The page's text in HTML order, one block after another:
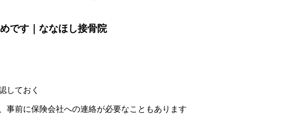
です｜ななほし接骨院
しておく
事前に保険会社への連絡が必要なこともあります